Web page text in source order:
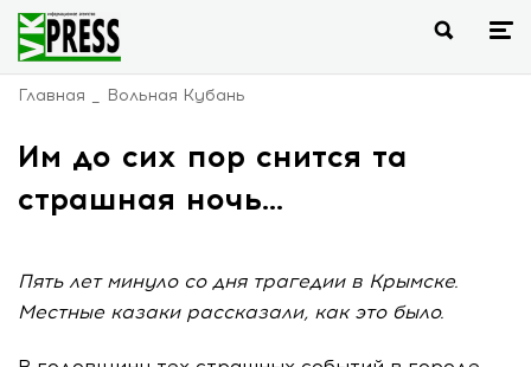
Главная Вольная Кубань
Им до сих пор снится та
страшная ночь...
Пять лет минуло со дня трагедии в Крымске.
Местные казаки рассказали, как это было.